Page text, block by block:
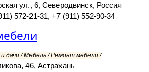
ул., 6, Северодвинск, Россия
572-21-31, +7 (911) 552-90-34
дачи / Мебель / Ремонт мебели /
46, Астрахань